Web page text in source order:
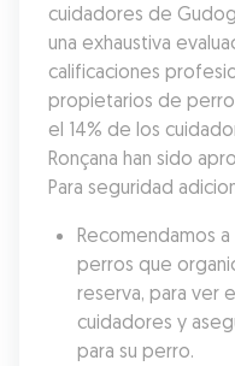
cuidadores de
una exhaustiva
calificaciones
propietarios de
el 14% de los
Ronçana han sido
Para seguridad
Recomendamos
perros que
reserva, para ver
cuidadores y
para su perro.